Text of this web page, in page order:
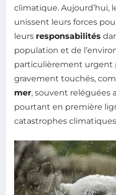
climatique. Aujourd’hui,
unissent leurs forces
leurs responsabilités
population et de
particulièrement urgent
gravement touchés,
mer, souvent reléguées
pourtant en première
catastrophes